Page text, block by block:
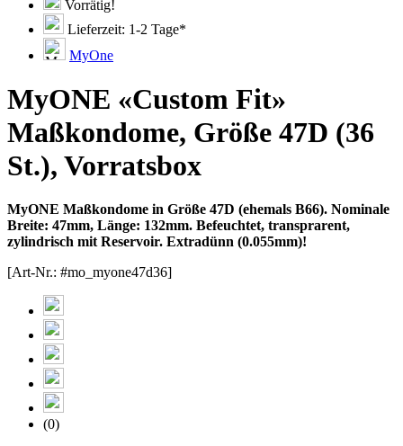
Vorrätig!
Lieferzeit: 1-2 Tage*
MyOne
MyONE «Custom Fit»
Maßkondome, Größe 47D (36
St.), Vorratsbox
MyONE Maßkondome in Größe 47D (ehemals B66). Nominale
Breite: 47mm, Länge: 132mm. Befeuchtet, transprarent,
zylindrisch mit Reservoir. Extradünn (0.055mm)!
[Art-Nr.: #mo_myone47d36]
(0)